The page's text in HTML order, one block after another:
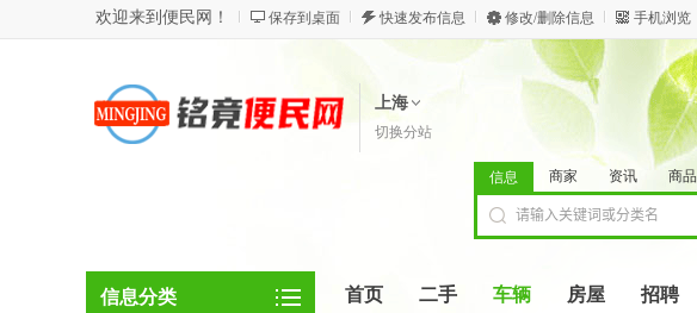
欢迎来到便民网！ 保存到桌面 快速发布信息 修改/删除信息 手机浏览
上海
切换分站
信息 商家 资讯 商品
信息分类 首页 二手 车辆 房屋 招聘